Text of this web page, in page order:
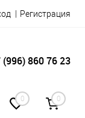
Регистрация
(996) 860 76 23
0 0